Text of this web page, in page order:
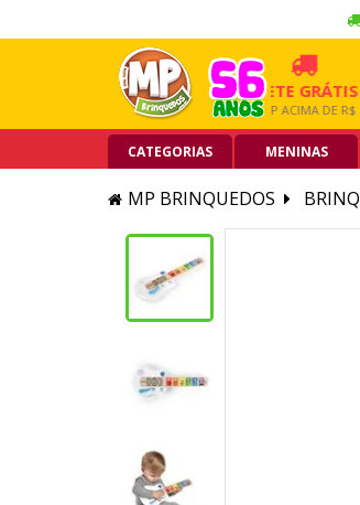
FRETE GRÁTIS
GRANDE SP ACIMA DE R$
CATEGORIAS MENINAS
MP BRINQUEDOS